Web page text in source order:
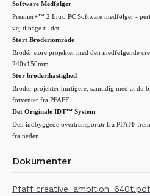
Software Medfølger
Premier+™ 2 Intro PC Software medfølger -
vej tilbage til det.
Stort Broderiområde
Brodér store projekter med den medfølgende
240x150mm.
Stor broderihastighed
Broder projekter hurtigere, samtidig med at du
forventer fra PFAFF
Det Originale IDT™ System
Den indbyggede overtransportør fra PFAFF
fra neden.
Dokumenter
Pfaff creative_ambition_640t.pdf